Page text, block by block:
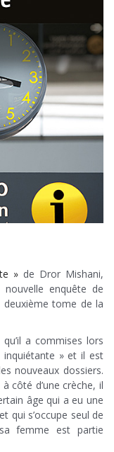
»de Dror Mishani,
enquête de
deuxième tome de la
a commises lors
inquiétante » et il est
nouveaux dossiers.
côté d’une crèche, il
âge qui a eu une
qui s’occupe seul de
femme est partie